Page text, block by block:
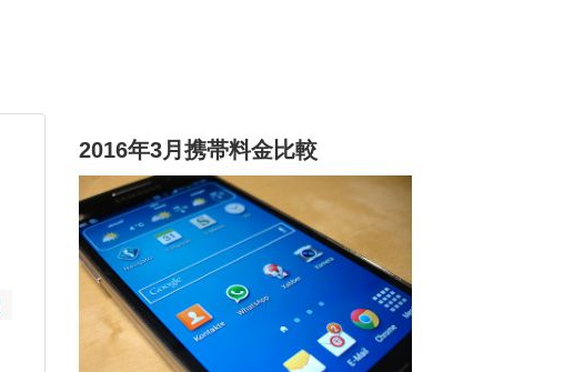
2016年3月携帯料金比較